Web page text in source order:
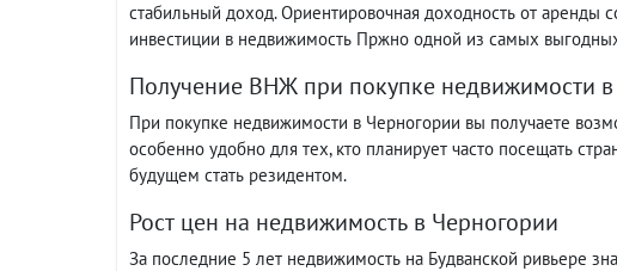
стабильный доход. Ориентировочная доходность от аренды
инвестиции в недвижимость Пржно одной из самых
Получение ВНЖ при покупке недвижимости
При покупке недвижимости в Черногории вы получаете
особенно удобно для тех, кто планирует часто посещать
будущем стать резидентом.
Рост цен на недвижимость в Черногории
За последние 5 лет недвижимость на Будванской ривьере